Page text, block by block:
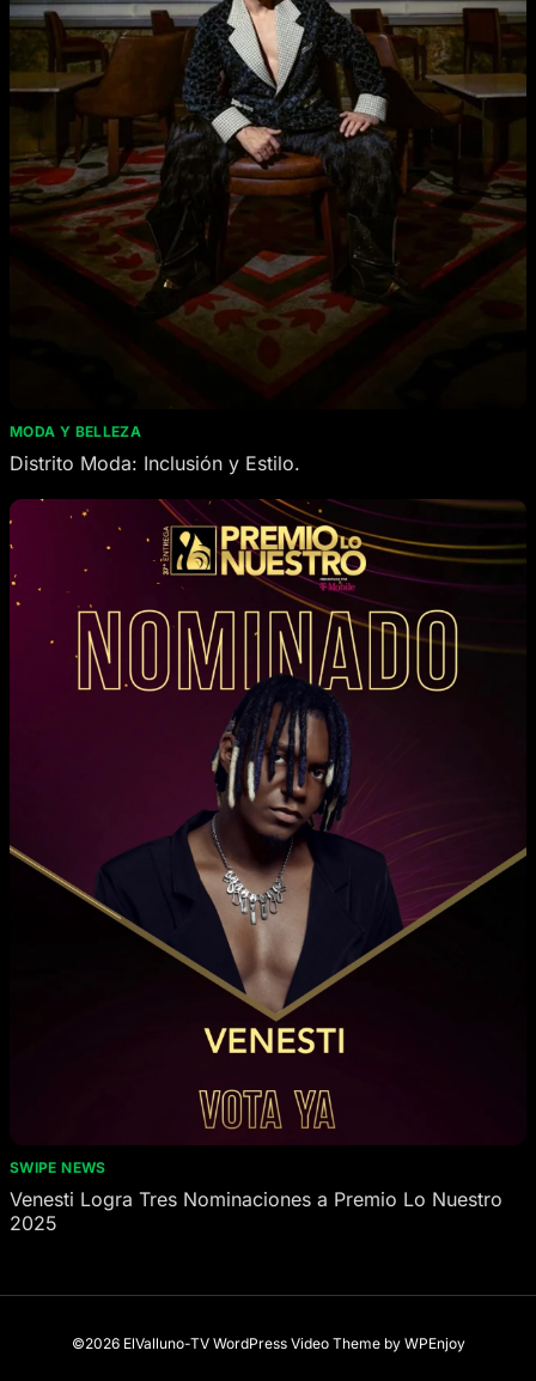
MODA Y BELLEZA
Distrito Moda: Inclusión y Estilo.
SWIPE NEWS
Venesti Logra Tres Nominaciones a Premio Lo Nuestro
2025
©2026 ElValluno-TV WordPress Video Themeby WPEnjoy